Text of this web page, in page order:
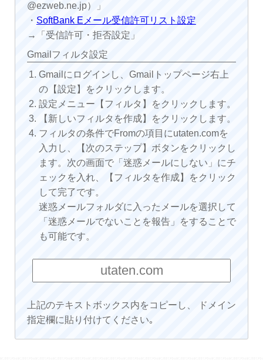
@ezweb.ne.jp）」
・ SoftBank Eメール受信許可リスト設定
→「受信許可・拒否設定」
Gmailフィルタ設定
Gmailにログインし、Gmailトップページ右上
の【設定】をクリックします。
設定メニュー【フィルタ】をクリックします。
【新しいフィルタを作成】をクリックします。
フィルタの条件でFromの項目にutaten.comを
入力し、【次のステップ】ボタンをクリックし
ます。次の画面で「迷惑メールにしない」にチ
ェックを入れ、【フィルタを作成】をクリック
して完了です。
迷惑メールフォルダに入ったメールを選択して
「迷惑メールでないことを報告」をすることで
も可能です。
上記のテキストボックス内をコピーし、 ドメイン
指定欄に貼り付けてください｡